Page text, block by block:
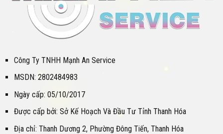
Công Ty TNHH Mạnh An Service
MSDN: 2802484983
Ngày cấp: 05/10/2017
Được cấp bởi: Sở Kế Hoạch Và Đầu Tư Tỉnh Thanh Hóa
Địa chỉ: Thanh Dương 2, Phường Đông Tiến, Thanh Hóa